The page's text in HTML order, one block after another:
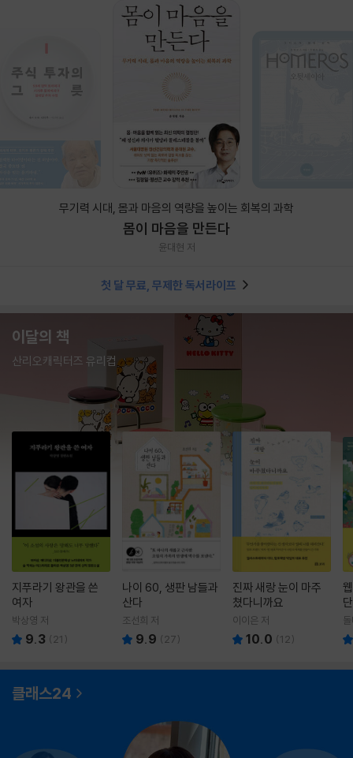
무기력 시대, 몸과 마음의 역량을 높이는 회복의 과학
몸이 마음을 만든다
윤대현 저
첫 달 무료, 무제한 독서라이프
이달의 책
산리오캐릭터즈 유리컵
지푸라기 왕관을 쓴
여자
박상영 저
9.3 ( 21 )
나이 60, 생판 남들과
산다
조선희 저
9.9 ( 27)
진짜 새랑 눈이 마주
쳤다니까요
이이은 저
10.0 (12)
클래스24